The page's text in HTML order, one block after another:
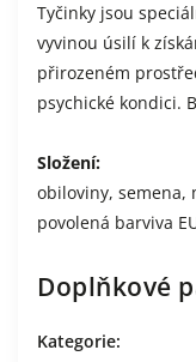
Tyčinky jsou
vyvinou úsilí k
přirozeném
psychické kondici.
Složení:
obiloviny, semena,
povolená barviva
Doplňkové
Kategorie: